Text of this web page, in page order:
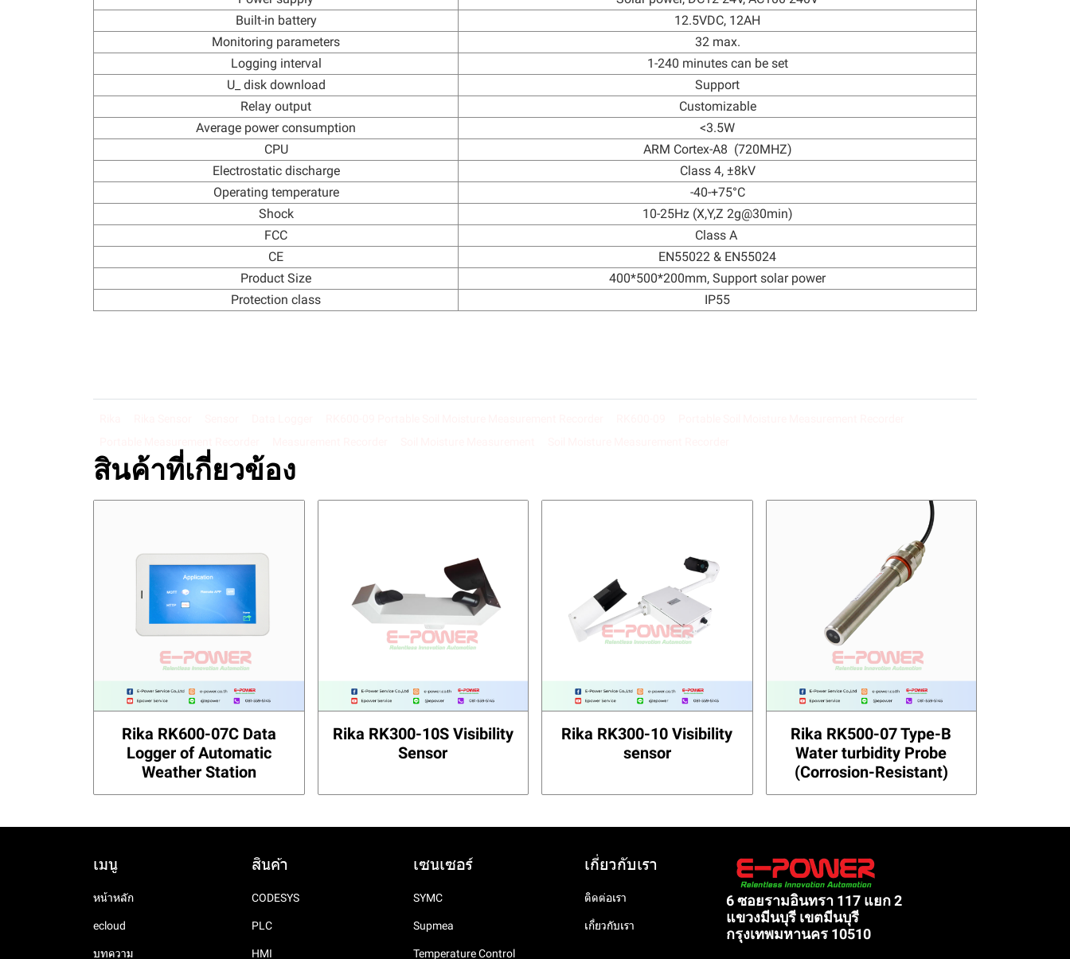
Built-in battery
12.5VDC, 12AH
Monitoring parameters
32 max.
Logging interval
1-240 minutes can be set
U_ disk download
Support
Relay output
Customizable
Average power consumption
<3.5W
CPU
ARM Cortex-A8 (720MHZ)
Electrostatic discharge
Class 4, ±8kV
Operating temperature
-40-+75°C
Shock
10-25Hz (X,Y,Z 2g@30min)
FCC
Class A
CE
EN55022 & EN55024
Product Size
400*500*200mm, Support solar power
Protection class
IP55
สินค้าที่เกี่ยวข้อง
Rika RK600-07C Data
Logger of Automatic
Weather Station
Rika RK300-10S Visibility
Sensor
Rika RK300-10 Visibility
sensor
Rika RK500-07 Type-B
Water turbidity Probe
(Corrosion-Resistant)
เมนู
หน้าหลัก
ecloud
บทความ
สินค้า
CODESYS
PLC
HMI
เซนเซอร์
SYMC
Supmea
Temperature Control
เกี่ยวกับเรา
ติดต่อเรา
เกี่ยวกับเรา
6 ซอยรามอินทรา 117 แยก 2
แขวงมีนบุรี เขตมีนบุรี
กรุงเทพมหานคร 10510